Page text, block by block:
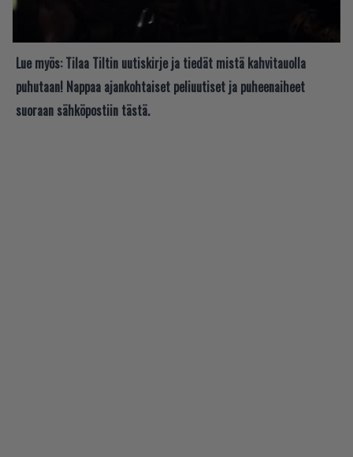
Lue myös: Tilaa Tiltin uutiskirje ja tiedät mistä kahvitauolla
puhutaan! Nappaa ajankohtaiset peliuutiset ja puheenaiheet
suoraan sähköpostiin tästä.